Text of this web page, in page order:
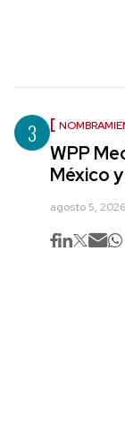
3
WPP
México
agosto 5, 2026